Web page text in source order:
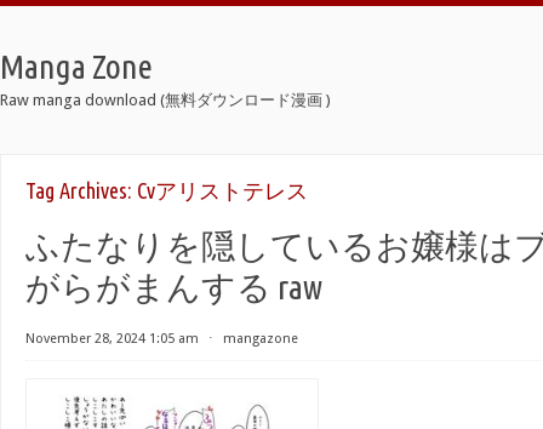
Manga Zone
Raw manga download (無料ダウンロード漫画 )
Tag Archives: Cvアリストテレス
ふたなりを隠しているお嬢様は
がらがまんする raw
November 28, 2024 1:05 am ⋅ mangazone